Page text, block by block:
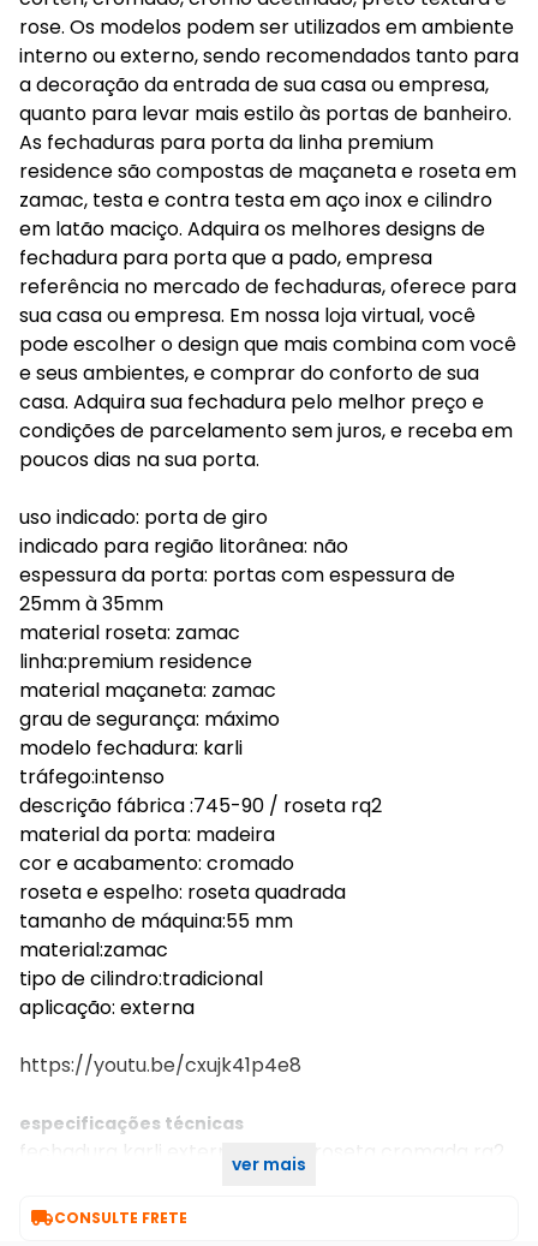
rose. Os modelos podem ser utilizados em ambiente
interno ou externo, sendo recomendados tanto para
a decoração da entrada de sua casa ou empresa,
quanto para levar mais estilo às portas de banheiro.
As fechaduras para porta da linha premium
residence são compostas de maçaneta e roseta em
zamac, testa e contra testa em aço inox e cilindro
em latão maciço. Adquira os melhores designs de
fechadura para porta que a pado, empresa
referência no mercado de fechaduras, oferece para
sua casa ou empresa. Em nossa loja virtual, você
pode escolher o design que mais combina com você
e seus ambientes, e comprar do conforto de sua
casa. Adquira sua fechadura pelo melhor preço e
condições de parcelamento sem juros, e receba em
poucos dias na sua porta.
uso indicado: porta de giro
indicado para região litorânea: não
espessura da porta: portas com espessura de
25mm à 35mm
material roseta: zamac
linha:premium residence
material maçaneta: zamac
grau de segurança: máximo
modelo fechadura: karli
tráfego:intenso
descrição fábrica :745-90 / roseta rq2
material da porta: madeira
cor e acabamento: cromado
roseta e espelho: roseta quadrada
tamanho de máquina:55 mm
material:zamac
tipo de cilindro:tradicional
aplicação: externa
https://youtu.be/cxujk41p4e8
especificações técnicas
fechadura karli externa 55mm roseta cromada rq2
ver mais
CONSULTE FRETE